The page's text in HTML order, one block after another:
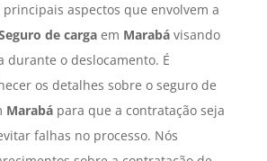
principais aspectos que envolvem a
de cargaem Marabávisando
durante o deslocamento. É
os detalhes sobre o seguro de
Marabápara que a contratação seja
falhas no processo. Nós